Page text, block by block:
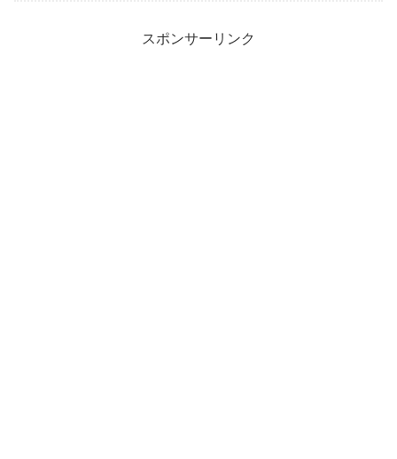
スポンサーリンク